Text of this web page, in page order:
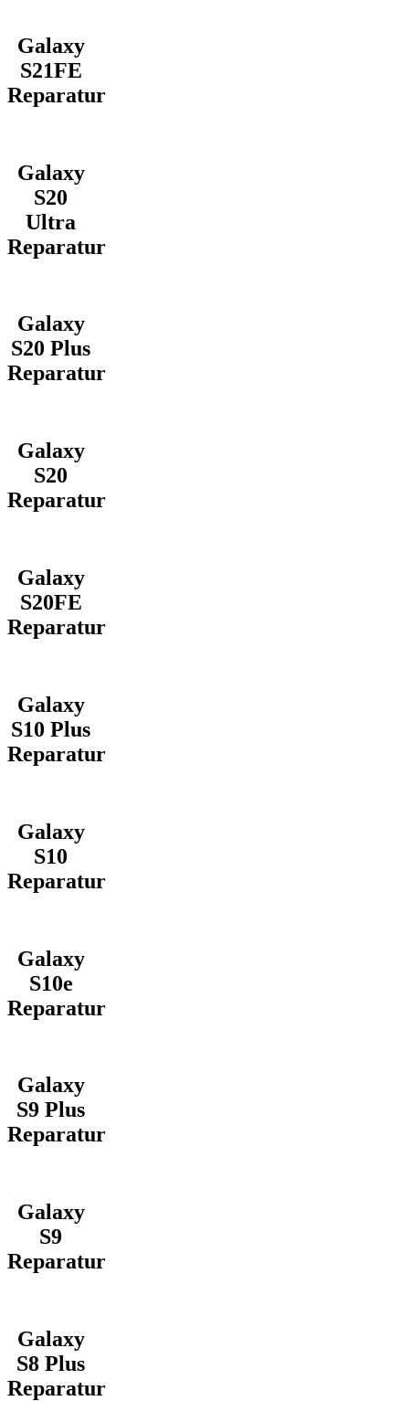
Galaxy
S21FE
Reparatur
Galaxy
S20
Ultra
Reparatur
Galaxy
S20 Plus
Reparatur
Galaxy
S20
Reparatur
Galaxy
S20FE
Reparatur
Galaxy
S10 Plus
Reparatur
Galaxy
S10
Reparatur
Galaxy
S10e
Reparatur
Galaxy
S9 Plus
Reparatur
Galaxy
S9
Reparatur
Galaxy
S8 Plus
Reparatur